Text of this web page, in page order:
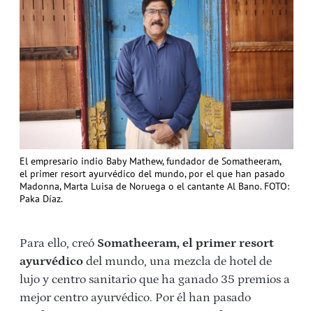
El empresario indio Baby Mathew, fundador de Somatheeram,
el primer resort ayurvédico del mundo, por el que han pasado
Madonna, Marta Luisa de Noruega o el cantante Al Bano. FOTO:
Paka Díaz.
Para ello, creó Somatheeram, el primer resort
ayurvédico del mundo, una mezcla de hotel de
lujo y centro sanitario que ha ganado 35 premios a
mejor centro ayurvédico. Por él han pasado